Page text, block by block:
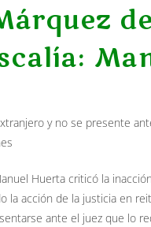
y no se presente
Huerta criticó la
la acción de la justicia en
ante el juez que lo